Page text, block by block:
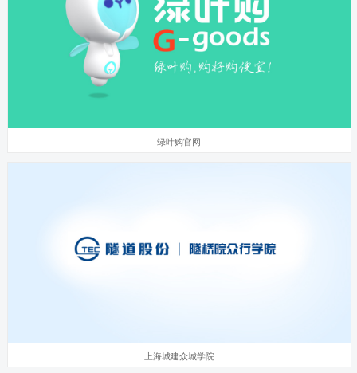
绿叶购官网
上海城建众城学院